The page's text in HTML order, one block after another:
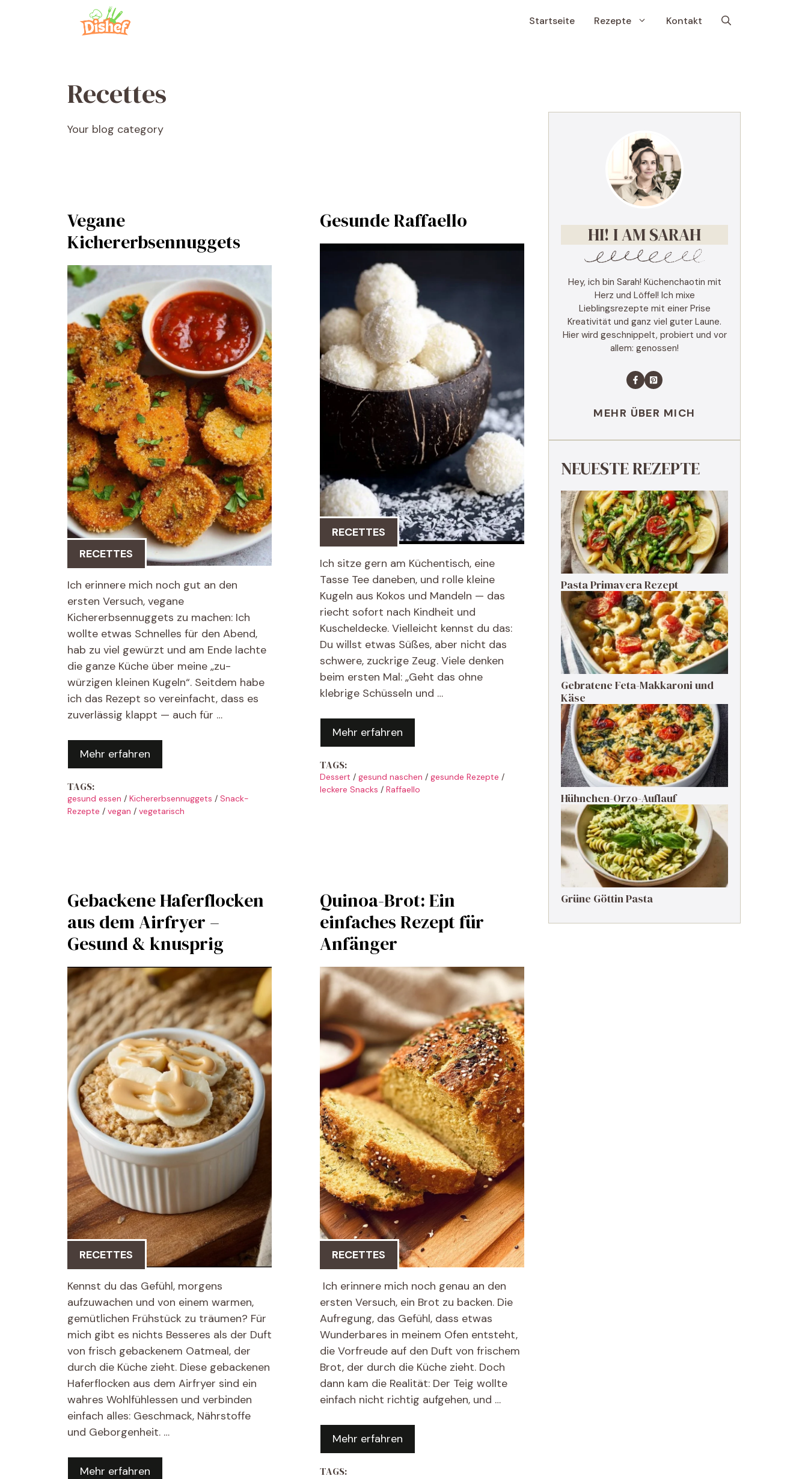
Startseite Rezepte Kontakt
Recettes
Your blog category
Vegane
Kichererbsennuggets
RECETTES
Ich erinnere mich noch gut an den
ersten Versuch, vegane
Kichererbsennuggets zu machen: Ich
wollte etwas Schnelles für den Abend,
hab zu viel gewürzt und am Ende lachte
die ganze Küche über meine „zu-
würzigen kleinen Kugeln“. Seitdem habe
ich das Rezept so vereinfacht, dass es
zuverlässig klappt — auch für …
Mehr erfahren
TAGS:
gesund essen / Kichererbsennuggets / Snack-
Rezepte / vegan / vegetarisch
Gesunde Raffaello
RECETTES
Ich sitze gern am Küchentisch, eine
Tasse Tee daneben, und rolle kleine
Kugeln aus Kokos und Mandeln — das
riecht sofort nach Kindheit und
Kuscheldecke. Vielleicht kennst du das:
Du willst etwas Süßes, aber nicht das
schwere, zuckrige Zeug. Viele denken
beim ersten Mal: „Geht das ohne
klebrige Schüsseln und …
Mehr erfahren
TAGS:
Dessert / gesund naschen / gesunde Rezepte /
leckere Snacks / Raffaello
Gebackene Haferflocken
aus dem Airfryer –
Gesund & knusprig
RECETTES
Kennst du das Gefühl, morgens
aufzuwachen und von einem warmen,
gemütlichen Frühstück zu träumen? Für
mich gibt es nichts Besseres als der Duft
von frisch gebackenem Oatmeal, der
durch die Küche zieht. Diese gebackenen
Haferflocken aus dem Airfryer sind ein
wahres Wohlfühlessen und verbinden
einfach alles: Geschmack, Nährstoffe
und Geborgenheit. …
Mehr erfahren
Quinoa-Brot: Ein
einfaches Rezept für
Anfänger
RECETTES
Ich erinnere mich noch genau an den
ersten Versuch, ein Brot zu backen. Die
Aufregung, das Gefühl, dass etwas
Wunderbares in meinem Ofen entsteht,
die Vorfreude auf den Duft von frischem
Brot, der durch die Küche zieht. Doch
dann kam die Realität: Der Teig wollte
einfach nicht richtig aufgehen, und …
Mehr erfahren
TAGS:
HI! I AM SARAH
Hey, ich bin Sarah! Küchenchaotin mit
Herz und Löffel! Ich mixe
Lieblingsrezepte mit einer Prise
Kreativität und ganz viel guter Laune.
Hier wird geschnippelt, probiert und vor
allem: genossen!
MEHR ÜBER MICH
NEUESTE REZEPTE
Pasta Primavera Rezept
Gebratene Feta-Makkaroni und
Käse
Hühnchen-Orzo-Auflauf
Grüne Göttin Pasta